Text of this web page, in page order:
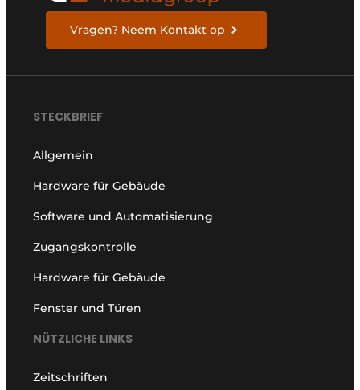
Vragen? Neem Kontakt op
STECKBRIEF
Allgemein
Hardware für Gebäude
Software und Automatisierung
Zugangskontrolle
Hardware für Gebäude
Fenster und Türen
NÜTZLICHE LINKS
Zeitschriften